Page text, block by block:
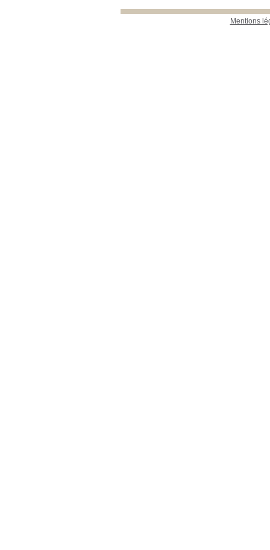
Mentions